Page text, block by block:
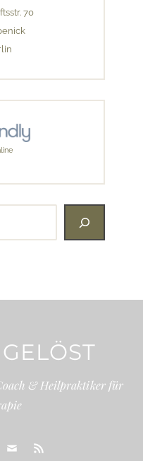
70
& Heilpraktiker für